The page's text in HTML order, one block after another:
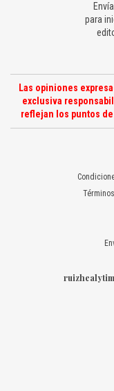
para
Las opiniones
exclusiva
reflejan los puntos